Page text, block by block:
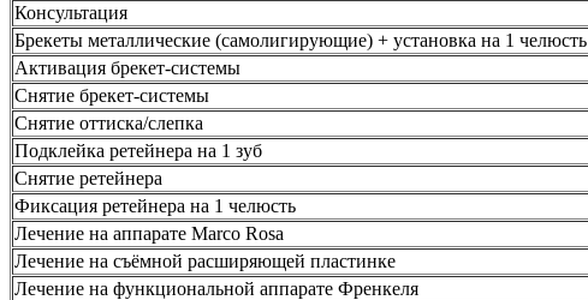
Консультация
Брекеты металлические (самолигирующие) + установка на 1 челюсть
Активация брекет-системы
Снятие брекет-системы
Снятие оттиска/слепка
Подклейка ретейнера на 1 зуб
Снятие ретейнера
Фиксация ретейнера на 1 челюсть
Лечение на аппарате Marco Rosa
Лечение на съёмной расширяющей пластинке
Лечение на функциональной аппарате Френкеля